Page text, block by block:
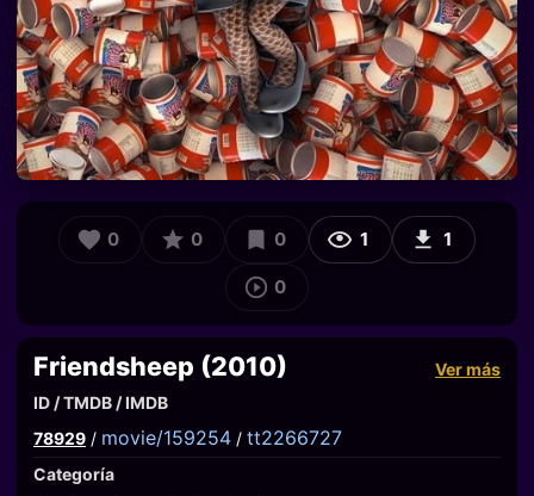
0 0 0 1 1
0
Friendsheep (2010)
Ver más
ID / TMDB / IMDB
78929 / movie/159254 / tt2266727
Categoría